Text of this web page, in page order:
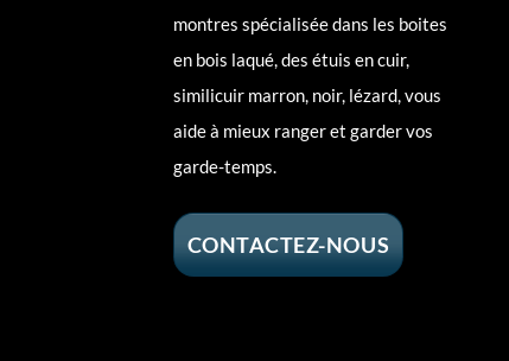
montres spécialisée dans les boites
en bois laqué, des étuis en cuir,
similicuir marron, noir, lézard, vous
aide à mieux ranger et garder vos
garde-temps.
CONTACTEZ-NOUS